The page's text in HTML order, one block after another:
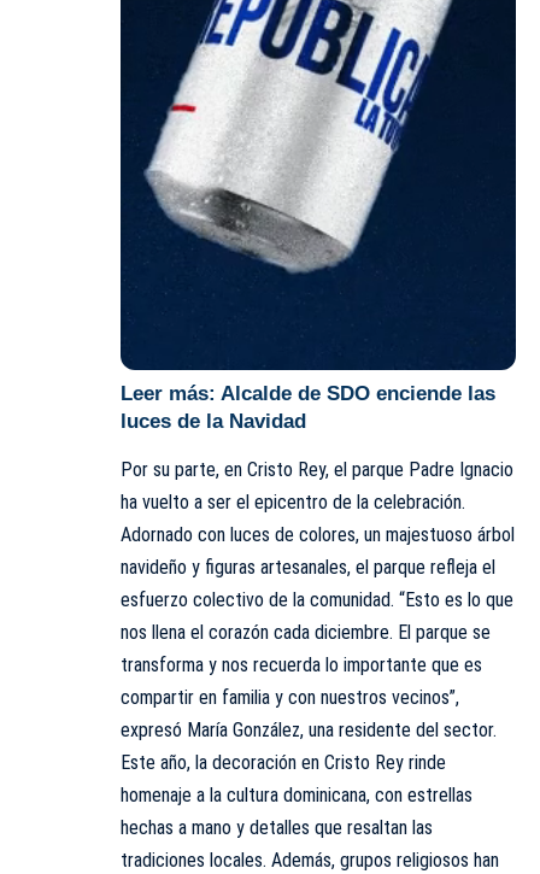
Leer más: Alcalde de SDO enciende las
luces de la Navidad
Por su parte, en Cristo Rey, el parque Padre Ignacio
ha vuelto a ser el epicentro de la celebración.
Adornado con luces de colores, un majestuoso árbol
navideño y figuras artesanales, el parque refleja el
esfuerzo colectivo de la comunidad. “Esto es lo que
nos llena el corazón cada diciembre. El parque se
transforma y nos recuerda lo importante que es
compartir en familia y con nuestros vecinos”,
expresó María González, una residente del sector.
Este año, la decoración en Cristo Rey rinde
homenaje a la cultura dominicana, con estrellas
hechas a mano y detalles que resaltan las
tradiciones locales. Además, grupos religiosos han